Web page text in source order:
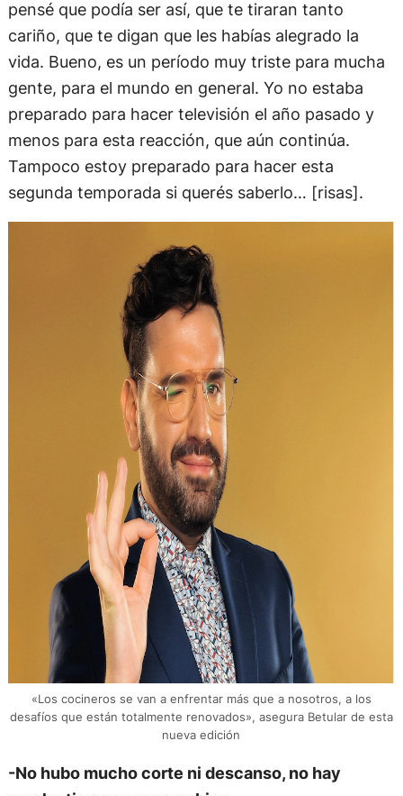
pensé que podía ser así, que te tiraran tanto
cariño, que te digan que les habías alegrado la
vida. Bueno, es un período muy triste para mucha
gente, para el mundo en general. Yo no estaba
preparado para hacer televisión el año pasado y
menos para esta reacción, que aún continúa.
Tampoco estoy preparado para hacer esta
segunda temporada si querés saberlo… [risas].
«Los cocineros se van a enfrentar más que a nosotros, a los
desafíos que están totalmente renovados», asegura Betular de esta
nueva edición
-No hubo mucho corte ni descanso, no hay